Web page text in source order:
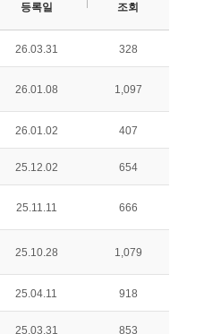
등록일 조회
26.03.31 328
26.01.08 1,097
26.01.02 407
25.12.02 654
25.11.11 666
25.10.28 1,079
25.04.11 918
25.03.31 853